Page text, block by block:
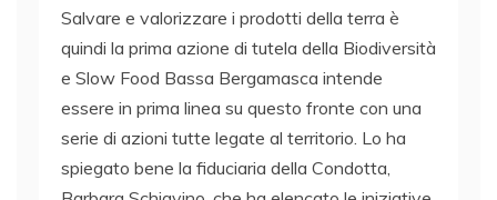
Salvare e valorizzare i prodotti della terra è
quindi la prima azione di tutela della Biodiversità
e Slow Food Bassa Bergamasca intende
essere in prima linea su questo fronte con una
serie di azioni tutte legate al territorio. Lo ha
spiegato bene la fiduciaria della Condotta,